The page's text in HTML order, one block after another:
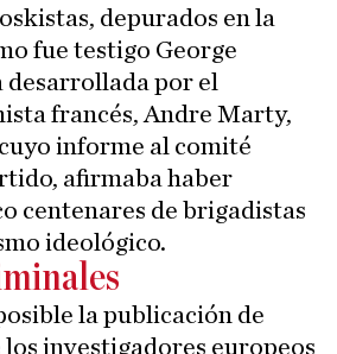
depurados en la
fue testigo George
por el
francés, Andre Marty,
informe al comité
afirmaba haber
centenares de brigadistas
ideológico.
la publicación de
investigadores europeos